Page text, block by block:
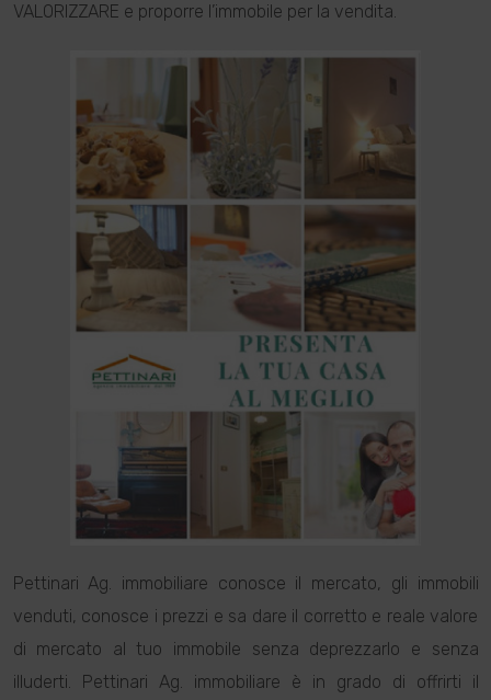
VALORIZZARE e proporre l’immobile per la vendita.
Pettinari Ag. immobiliare conosce il mercato, gli immobili
venduti, conosce i prezzi e sa dare il corretto e reale valore
di mercato al tuo immobile senza deprezzarlo e senza
illuderti. Pettinari Ag. immobiliare è in grado di offrirti il